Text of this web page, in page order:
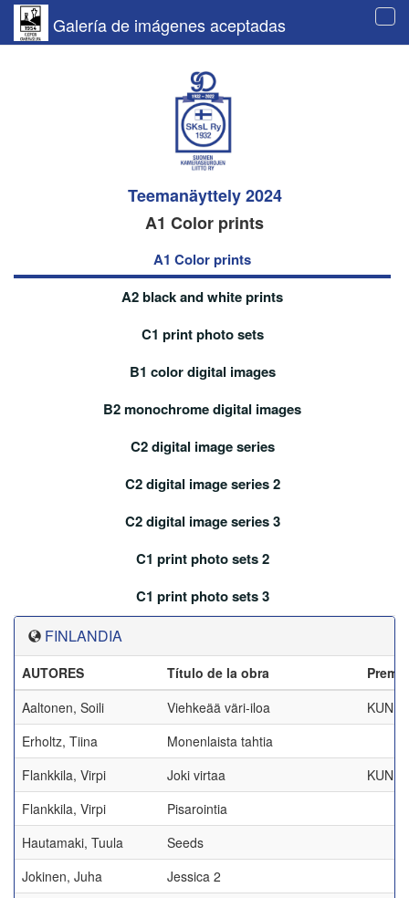
Galería de imágenes aceptadas
Teemanäyttely 2024
A1 Color prints
A1 Color prints
A2 black and white prints
C1 print photo sets
B1 color digital images
B2 monochrome digital images
C2 digital image series
C2 digital image series 2
C2 digital image series 3
C1 print photo sets 2
C1 print photo sets 3
FINLANDIA
AUTORES Título de la obra
Aaltonen, Soili
Viehkeää väri-iloa
Erholtz, Tiina
Monenlaista tahtia
Flankkila, Virpi
Joki virtaa
Flankkila, Virpi
Pisarointia
Hautamaki, Tuula
Seeds
Jokinen, Juha
Jessica 2